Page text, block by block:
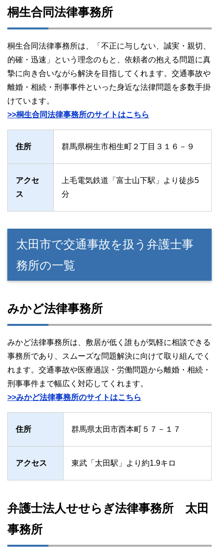
桐生合同法律事務所
桐生合同法律事務所は、「不正に与しない、誠実・親切、
的確・迅速」という理念のもと、依頼者の抱える問題に真
摯に向き合いながら解決を目指してくれます。交通事故や
離婚・相続・刑事事件といった身近な法律問題を多数手掛
けています。
>>桐生合同法律事務所のサイトはこちら
住所 群馬県桐生市相生町２丁目３１６－９
アクセ
ス
上毛電気鉄道「富士山下駅」より徒歩5
分
太田市で交通事故を扱う弁護士事
務所の一覧
みかど法律事務所
みかど法律事務所は、敷居が低く誰もが気軽に相談できる
事務所であり、スムーズな問題解決に向けて取り組んでく
れます。交通事故や医療過誤・労働問題から離婚・相続・
刑事事件まで幅広く対応してくれます。
>>みかど法律事務所のサイトはこちら
住所 群馬県太田市西本町５７－１７
アクセス 東武「太田駅」より約1.9キロ
弁護士法人せせらぎ法律事務所 太田
事務所